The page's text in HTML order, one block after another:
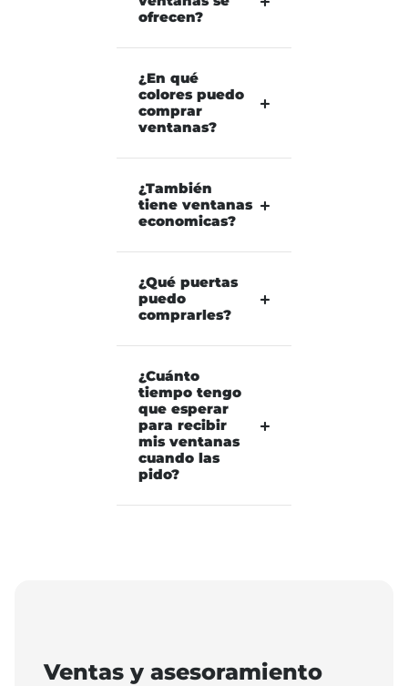
ofrecen?
¿En qué
colores puedo
comprar
ventanas?
¿También
tiene ventanas
economicas?
¿Qué puertas
puedo
comprarles?
¿Cuánto
tiempo tengo
que esperar
para recibir
mis ventanas
cuando las
pido?
Ventas y asesoramiento